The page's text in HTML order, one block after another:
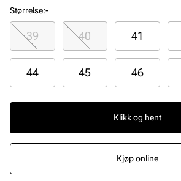
Størrelse:-
39 40 41
44 45 46
Klikk og hent
Kjøp online